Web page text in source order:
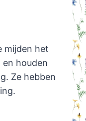
mijden het
houden
Ze hebben